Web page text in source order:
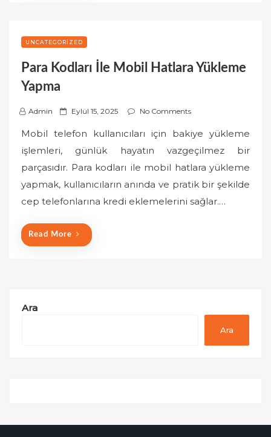
UNCATEGORIZED
Para Kodları İle Mobil Hatlara Yükleme
Yapma
Admin
P
s
e
d
Eylül 15, 2025 No Comments
Mobil telefon kullanıcıları için bakiye yükleme
işlemleri, günlük hayatın vazgeçilmez bir
parçasıdır. Para kodları ile mobil hatlara yükleme
yapmak, kullanıcıların anında ve pratik bir şekilde
cep telefonlarına kredi eklemelerini sağlar.…
Read More
Ara
Ara